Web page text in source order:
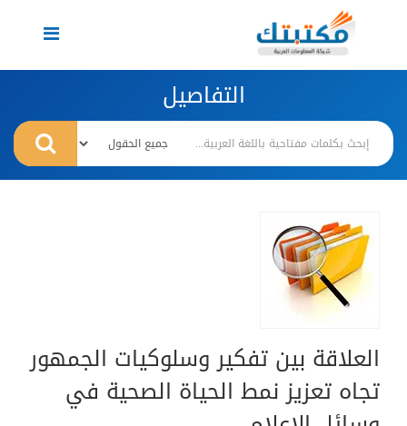
Toggle
navigation
التفاصيل
العلاقة بين تفكير وسلوكيات الجمهور
تجاه تعزيز نمط الحياة الصحية في